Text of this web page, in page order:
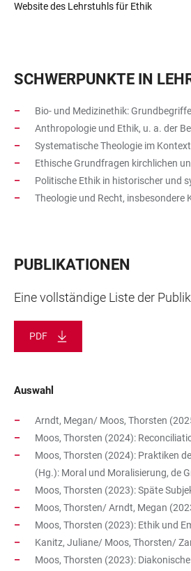
Website des Lehrstuhls für Ethik
SCHWERPUNKTE IN
Bio- und Medizinethik:
Anthropologie und Ethik, u. a. der
Systematische Theologie im
Ethische Grundfragen kirchlichen
Politische Ethik in historischer und
Theologie und Recht, insbesondere
PUBLIKATIONEN
Eine vollständige Liste der
PDF
Auswahl
Arndt, Megan/ Moos, Thorsten
Moos, Thorsten (2024):
Moos, Thorsten (2024): Praktiken
(Hg.): Moral und Moralisierung, de
Moos, Thorsten (2023): Späte
Moos, Thorsten/ Arndt, Megan
Moos, Thorsten (2023): Ethik und
Kanitz, Juliane/ Moos, Thorsten/
Moos, Thorsten (2023):